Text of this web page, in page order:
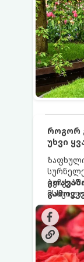
როგორ
უხვი